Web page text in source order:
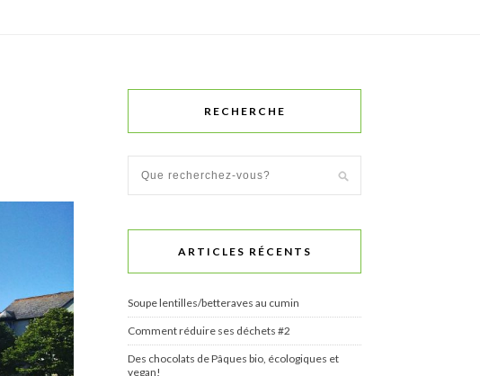
RECHERCHE
ARTICLES RÉCENTS
Soupe lentilles/betteraves au cumin
Comment réduire ses déchets #2
Des chocolats de Pâques bio, écologiques et
vegan!